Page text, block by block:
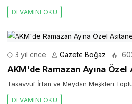
DEVAMINI OKU
3 yıl önce Gazete Boğaz
AKM'de Ramazan Ayına
Tasavvuf İrfan ve Meydan Meşkleri
DEVAMINI OKU